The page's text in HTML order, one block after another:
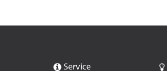
Service